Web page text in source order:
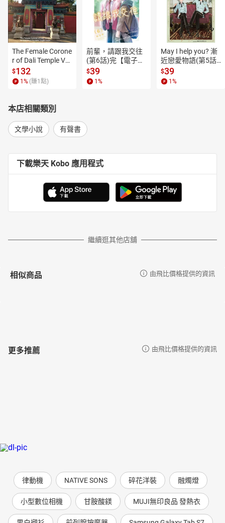
The Female Corone
r of Dali Temple Vo
l.6【有聲書】
$132
1 % (賺1 點)
前輩，請跟我交往
(第6話)完【電子
書】
$39
1 %
May I help you? 漸
近戀愛物語(第5話)
【電子書】
$39
1 %
本店相關類別
文學小說 有聲書
下載樂天 Kobo 應用程式
繼續逛其他店舖
相似商品 由飛比價格提供的資訊
更多推薦 由飛比價格提供的資訊
律動機 NATIVE SONS 碎花洋裝 融燭燈
小型數位相機 甘胺酸鎂 MUJI無印良品 發熱衣